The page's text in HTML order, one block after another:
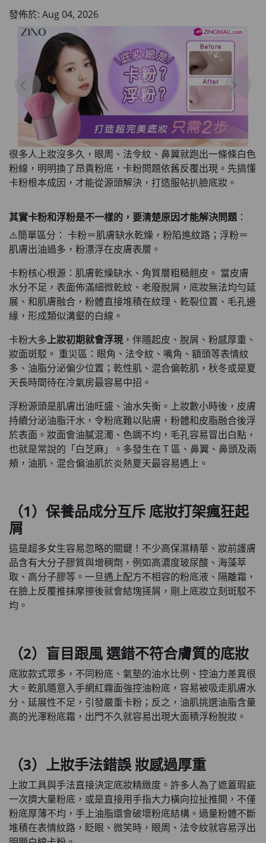
發佈於: Aug 04, 2026
很多人上妝沒多久，眼周、法令紋、鼻翼就跑出一條條白色
粉線，明明換了昂貴粉底，卡粉問題依舊反覆出現。先搞懂
卡粉根本成因，才能從源頭解決，打造服帖扒臉底妝。
其實卡粉和浮粉是不一樣的，要清楚原因才能解決問題 ：
⚠️簡單區分： 卡粉＝肌膚缺水乾燥，粉陷進紋路；浮粉＝
肌膚出油過多，粉漂浮在皮膚表層。
卡粉核心根源：肌膚乾燥缺水、角質層粗糙翹皮。 當皮膚
水分不足，表面佈滿細微乾紋、老廢脫屑，底妝無法均勻延
展、和肌膚融合，粉體直接堆積在紋理、乾裂位置、毛孔邊
緣，形成類似溝壑的白線。
卡粉大多上妝初期就會浮現，伴隨起皮、脫屑、粉感厚重、
妝面斑駁。 重災區：眼角、法令紋、嘴角、額頭等表情紋
多、油脂分泌偏少位置；乾性肌、混合偏乾肌，秋冬或是夏
天長時間待在冷氣房最容易中招。
浮粉源頭是肌膚出油旺盛、油水失衡。上妝數小時後，皮膚
持續分泌油脂汗水，令粉底難以貼膚，粉體和皮脂融合後浮
於表面。妝面會油膩混濁、色調不均，毛孔容易冒出白點，
也就是常說的「白芝麻」。多發生在 T 區、鼻翼、鼻頭及兩
頰，油肌、混合偏油肌於炎熱夏天最容易遇上。
（1）保養品成分互斥 底妝打架瘋狂起
屑
這是超多女生容易忽略的關鍵！不少高保濕精華、妝前護膚
品含有大分子膠質與增稠劑，例如高濃度玻尿酸、海藻萃
取、高分子膠等。一旦遇上配方不相容的粉底液、隔離霜，
在臉上反覆推抹摩擦後就會結塊搓屑，剛上底妝立刻斑駁不
均。
（2）盲目跟風 選錯不符合膚質的底妝
底妝款式眾多，不同粉底、氣墊的油水比例、控油力差異很
大。乾肌隨意入手網紅霧面強控油粉底，容易被吸走肌膚水
分、延展性不足，引發嚴重卡粉；反之，油肌挑選油脂含量
高的光澤粉底霜，出門不久就容易出現大面積浮粉脫妝。
（3）上妝手法錯誤 妝感過厚重
上妝工具與手法直接決定底妝精緻度。許多人為了遮蓋瑕疵
一次擠大量粉底，或是直接用手指大力橫向拉扯推開，不僅
粉底厚薄不均，手上油脂還會破壞粉底結構。過量粉體不斷
堆積在表情紋路，眨眼、微笑時，眼周、法令紋就容易浮出